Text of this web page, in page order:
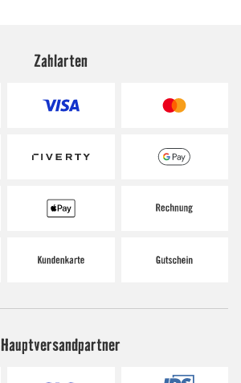
Zahlarten
Hauptversandpartner